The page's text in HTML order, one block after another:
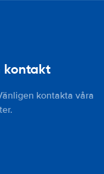
kontakt
kontakta våra